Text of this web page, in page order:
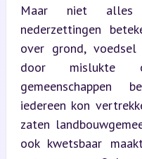
Maar niet alles
nederzettingen
over grond,
door mislukte
gemeenschappen
iedereen kon
zaten
ook kwetsbaar